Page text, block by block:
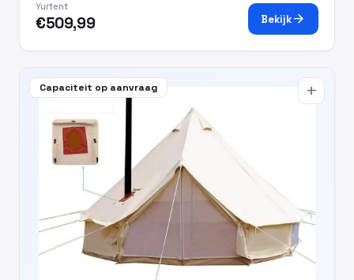
Yurtent
€509,99 Bekijkarrow_forward
Capaciteit op aanvraag add